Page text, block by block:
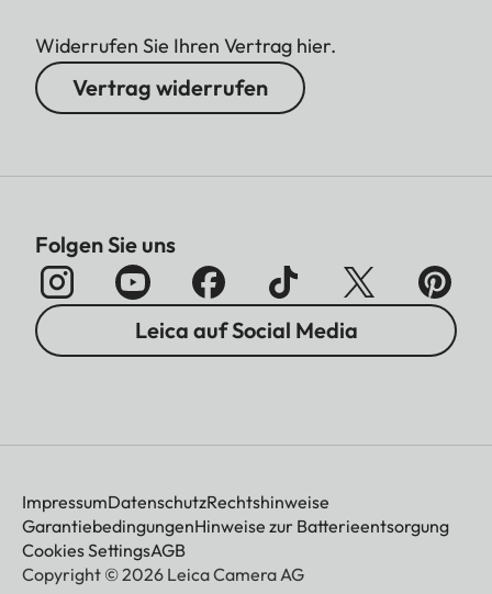
Widerrufen Sie Ihren Vertrag hier.
Vertrag widerrufen
Folgen Sie uns
Leica auf Social Media
ImpressumDatenschutzRechtshinweise
GarantiebedingungenHinweise zur Batterieentsorgung
Cookies SettingsAGB
Copyright © 2026 Leica Camera AG